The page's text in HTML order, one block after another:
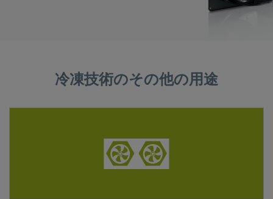
冷凍技術のその他の用途